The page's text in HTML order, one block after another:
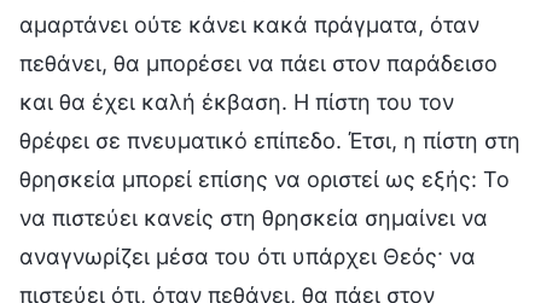
αμαρτάνει ούτε κάνει κακά πράγματα, όταν
πεθάνει, θα μπορέσει να πάει στον παράδεισο
και θα έχει καλή έκβαση. Η πίστη του τον
θρέφει σε πνευματικό επίπεδο. Έτσι, η πίστη στη
θρησκεία μπορεί επίσης να οριστεί ως εξής: Το
να πιστεύει κανείς στη θρησκεία σημαίνει να
αναγνωρίζει μέσα του ότι υπάρχει Θεός· να
πιστεύει ότι, όταν πεθάνει, θα πάει στον